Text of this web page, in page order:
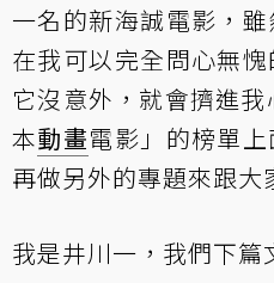
一名的新海誠電影，
在我可以完全問心無
它沒意外，就會擠進
本動畫電影」的榜單
再做另外的專題來跟大
我是井川一，我們下篇